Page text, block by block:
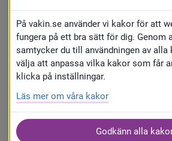
vi säkra fungerande
avfallstjänster nu och i
hittar du våra pågående
arbeten och projekt.
Status på projekt
På vakin.se använder vi kakor för att
fungera på ett bra sätt för dig. Genom
samtycker du till användningen av alla
välja att anpassa vilka kakor som får
klicka på inställningar.
Läs mer om våra kakor
Godkänn alla